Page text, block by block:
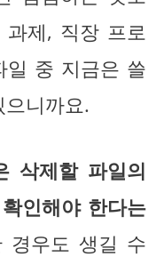
과제, 직장 프로
일 중 지금은 쓸
니까요.
삭제할 파일의
인해야 한다는
경우도 생길 수